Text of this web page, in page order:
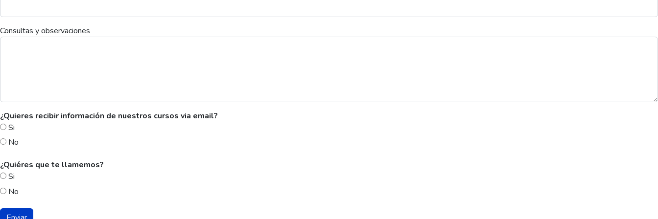
Consultas y observaciones
¿Quieres recibir información de nuestros cursos via email?
Si
No
¿Quiéres que te llamemos?
Si
No